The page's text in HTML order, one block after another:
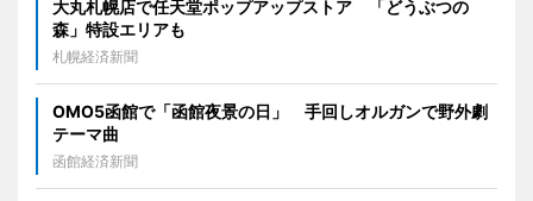
大丸札幌店で任天堂ポップアップストア 「どうぶつの
森」特設エリアも
札幌経済新聞
OMO5函館で「函館夜景の日」 手回しオルガンで野外劇
テーマ曲
函館経済新聞